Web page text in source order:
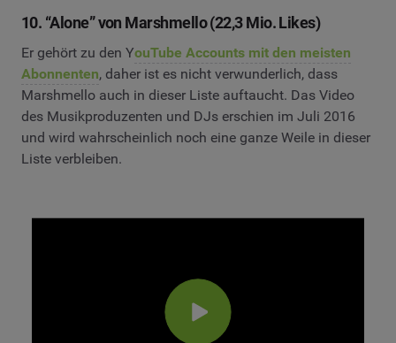
10. “Alone” von Marshmello (22,3 Mio. Likes)
Er gehört zu den YouTube Accounts mit den meisten
Abonnenten, daher ist es nicht verwunderlich, dass
Marshmello auch in dieser Liste auftaucht. Das Video
des Musikproduzenten und DJs erschien im Juli 2016
und wird wahrscheinlich noch eine ganze Weile in dieser
Liste verbleiben.